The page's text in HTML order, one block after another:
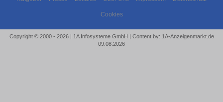
Cookies
Copyright © 2000 - 2026 | 1A Infosysteme GmbH | Content by: 1A-Anzeigenmarkt.de
09.08.2026